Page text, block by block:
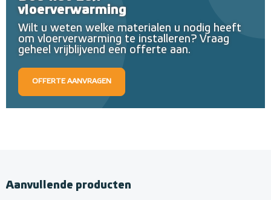
vloerverwarming
Wilt u weten welke materialen u nodig heeft
om vloerverwarming te installeren? Vraag
geheel vrijblijvend een offerte aan.
OFFERTE AANVRAGEN
Aanvullende producten